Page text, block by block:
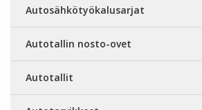
Autosähkötyökalusarjat
Autotallin nosto-ovet
Autotallit